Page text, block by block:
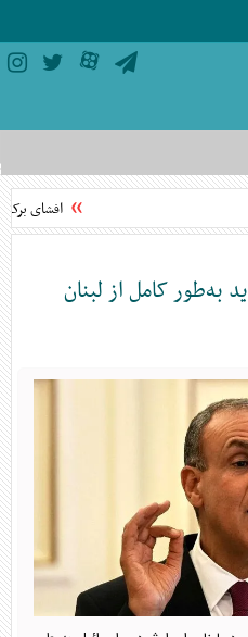
افشای
به‌طور کامل از لبنان